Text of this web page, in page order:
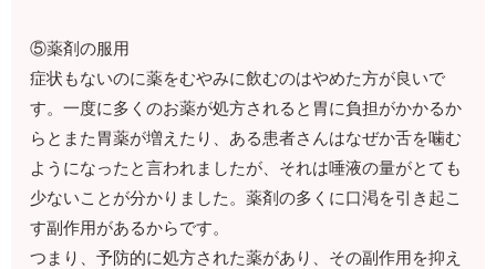
⑤薬剤の服用
症状もないのに薬をむやみに飲むのはやめた方が良いで
す。一度に多くのお薬が処方されると胃に負担がかかるか
らとまた胃薬が増えたり、ある患者さんはなぜか舌を噛む
ようになったと言われましたが、それは唾液の量がとても
少ないことが分かりました。薬剤の多くに口渇を引き起こ
す副作用があるからです。
つまり、予防的に処方された薬があり、その副作用を抑え